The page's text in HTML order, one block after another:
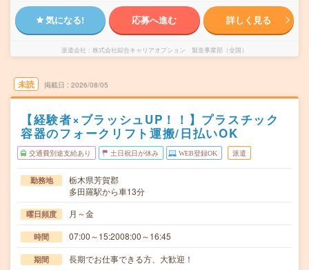
気になる! 応募へ進む 詳しく見る
派遣会社 株式会社綜合キャリアオプション 製造事業部（全国）
未読 掲載日 2026/08/05
【経験者×ブラッシュUP！！】プラスチック
容器のフォークリフト運搬/日払いOK
交通費別途支給あり 土日祝日が休み WEB登録OK 派遣
勤務地
栃木県芳賀郡
多田羅駅から車13分
曜日頻度 月～金
時間 07:00～15:2008:00～16:45
期間 長期でお仕事できる方、大歓迎！